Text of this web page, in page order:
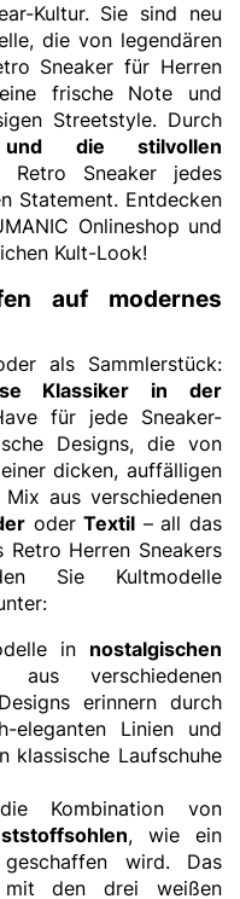
Kultur. Sie sind neu
die von legendären
Sneaker für Herren
frische Note und
Streetstyle. Durch
die stilvollen
Retro Sneaker jedes
Statement. Entdecken
Onlineshop und
Kult-Look!
auf modernes
als Sammlerstück:
Klassiker in der
für jede Sneaker-
Designs, die von
dicken, auffälligen
aus verschiedenen
oderTextil – all das
Herren Sneakers
Sie Kultmodelle
in nostalgischen
verschiedenen
erinnern durch
eleganten Linien und
klassische Laufschuhe
Kombination von
, wie ein
wird. Das
mit den drei weißen